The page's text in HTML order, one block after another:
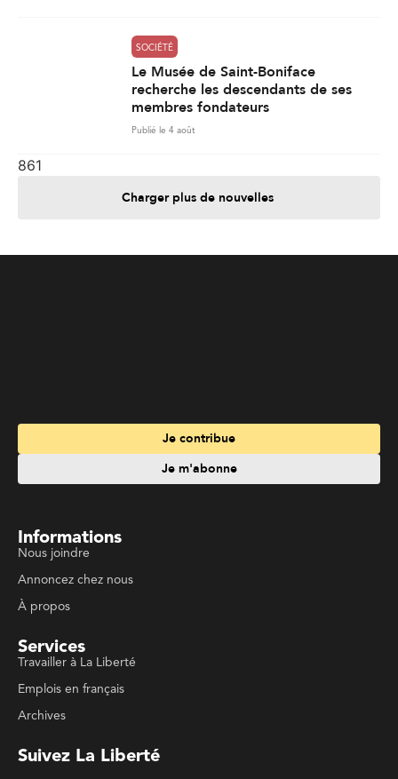
SOCIÉTÉ
Le Musée de Saint-Boniface
recherche les descendants de ses
membres fondateurs
Publié le 4 août
861
Charger plus de nouvelles
Je contribue
Je m'abonne
Informations
Nous joindre
Annoncez chez nous
À propos
Services
Travailler à La Liberté
Emplois en français
Archives
Suivez La Liberté